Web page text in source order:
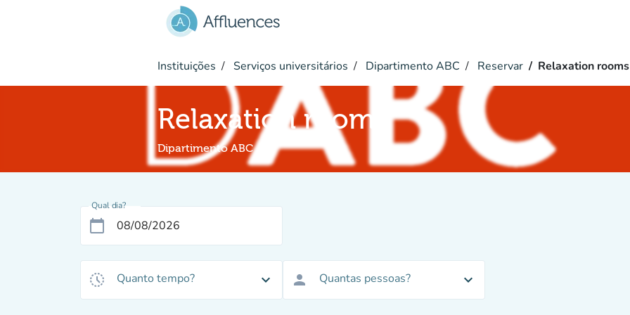
Instituições Serviços universitários Dipartimento ABC Reservar Relaxation rooms
Relaxation rooms
Dipartimento ABC
Qual dia?
calendar_today
history_toggle_off Quanto tempo? expand_more person Quantas pessoas? expand_more